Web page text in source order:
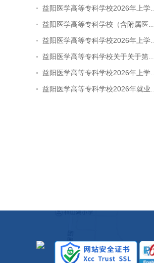
益阳医学高等专科学校2026年上学…
益阳医学高等专科学校（含附属医…
益阳医学高等专科学校2026年上学…
益阳医学高等专科学校关于关于第…
益阳医学高等专科学校2026年上学…
益阳医学高等专科学校2026年就业…